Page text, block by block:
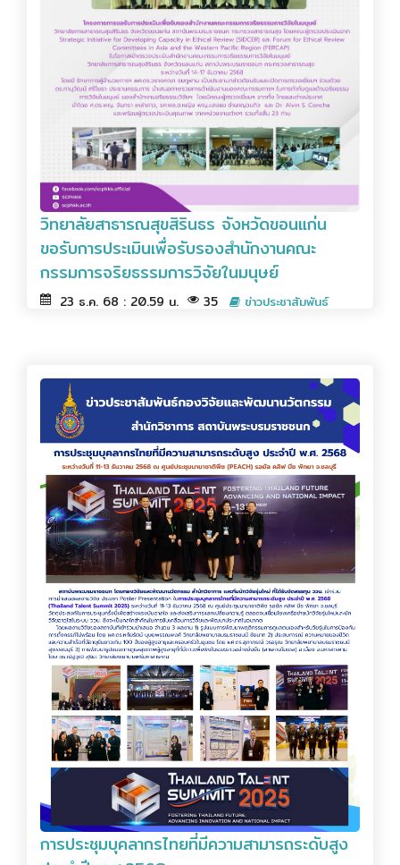
วิทยาลัยสาธารณสุขสิรินธร จังหวัดขอนแก่น
ขอรับการประเมินเพื่อรับรองสำนักงานคณะ
กรรมการจริยธรรมการวิจัยในมนุษย์
23 ธ.ค. 68 : 20.59 น. 35 ข่าวประชาสัมพันธ์
การประชุมบุคลากรไทยที่มีความสามารถระดับสูง